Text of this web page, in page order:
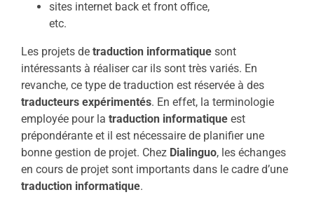
sites internet back et front office,
etc.
Les projets de traduction informatique sont
intéressants à réaliser car ils sont très variés. En
revanche, ce type de traduction est réservée à des
traducteurs expérimentés. En effet, la terminologie
employée pour la traduction informatique est
prépondérante et il est nécessaire de planifier une
bonne gestion de projet. Chez Dialinguo, les échanges
en cours de projet sont importants dans le cadre d’une
traduction informatique.